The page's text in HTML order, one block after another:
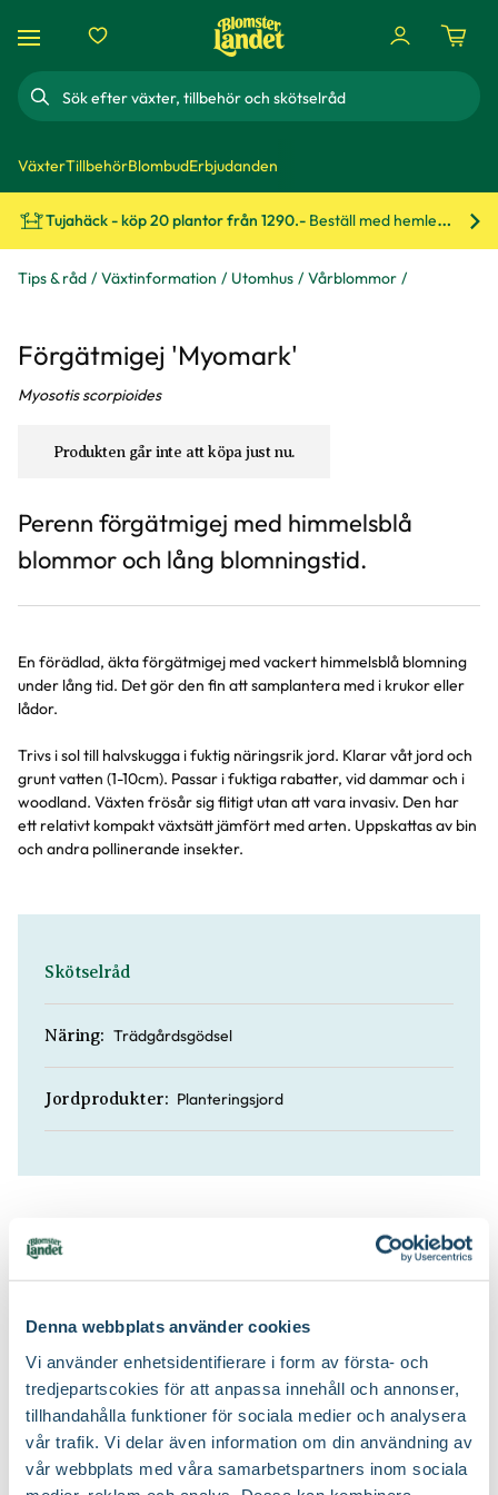
Denna webbplats använder cookies
Vi använder enhetsidentifierare i form av första- och
tredjepartscokies för att anpassa innehåll och annonser,
tillhandahålla funktioner för sociala medier och analysera
vår trafik. Vi delar även information om din användning av
vår webbplats med våra samarbetspartners inom sociala
Sök
VäxterTillbehörBlombudErbjudanden
Tujahäck - köp 20 plantor från 1290.- Beställ med hemleverans!
Tips & råd Växtinformation Utomhus Vårblommor
Förgätmigej 'Myomark'
Myosotis scorpioides
Produkten går inte att köpa just nu.
Perenn förgätmigej med himmelsblå
blommor och lång blomningstid.
En förädlad, äkta förgätmigej med vackert himmelsblå blomning
under lång tid. Det gör den fin att samplantera med i krukor eller
lådor.
Trivs i sol till halvskugga i fuktig näringsrik jord. Klarar våt jord och
grunt vatten (1-10cm). Passar i fuktiga rabatter, vid dammar och i
woodland. Växten frösår sig flitigt utan att vara invasiv. Den har
ett relativt kompakt växtsätt jämfört med arten. Uppskattas av bin
och andra pollinerande insekter.
Skötselråd
Näring: Trädgårdsgödsel
Jordprodukter: Planteringsjord
Köp till för ett lyckat resultat
3 för 99:-
Trädgårdshandske Greppa